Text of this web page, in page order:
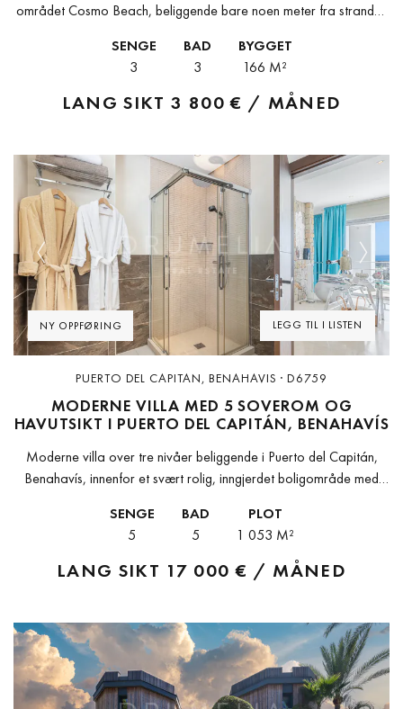
området Cosmo Beach, beliggende bare noen meter fra stranden
SENGE
3
BAD
3
BYGGET
166 M²
LANG SIKT3 800 € / MÅNED
LEGG TIL I LISTEN
Previous Next
NY OPPFØRING
PUERTO DEL CAPITAN, BENAHAVIS · D6759
MODERNE VILLA MED 5 SOVEROM OG
HAVUTSIKT I PUERTO DEL CAPITÁN, BENAHAVÍS
Moderne villa over tre nivåer beliggende i Puerto del Capitán,
Benahavís, innenfor et svært rolig, inngjerdet boligområde med
privatliv, komfort og...
SENGE
5
BAD
5
PLOT
1 053 M²
LANG SIKT 17 000 € / MÅNED